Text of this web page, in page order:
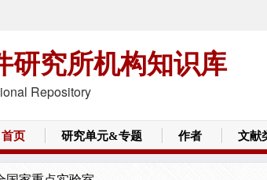
研究所机构知识库
Repository
首页 研究单元&专题 作者 文献